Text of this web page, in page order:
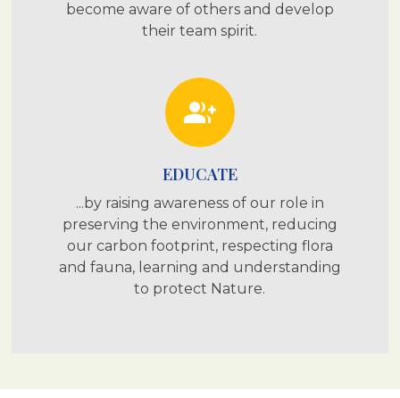
become aware of others and develop
their team spirit.
group_add
EDUCATE
...by raising awareness of our role in
preserving the environment, reducing
our carbon footprint, respecting flora
and fauna, learning and understanding
to protect Nature.